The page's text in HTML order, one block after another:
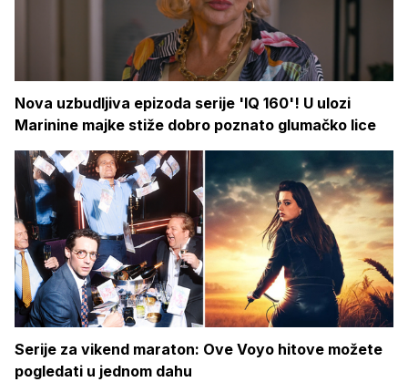
Nova uzbudljiva epizoda serije 'IQ 160'! U ulozi
Marinine majke stiže dobro poznato glumačko lice
Serije za vikend maraton: Ove Voyo hitove možete
pogledati u jednom dahu